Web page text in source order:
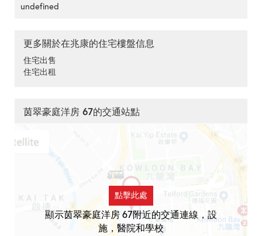
undefined
更多關於在兆康的住宅樓盤信息
住宅出售
住宅出租
茵翠豪庭洋房 67的交通站點
點擊此處
顯示茵翠豪庭洋房 67附近的交通連線，設
施，醫院和學校